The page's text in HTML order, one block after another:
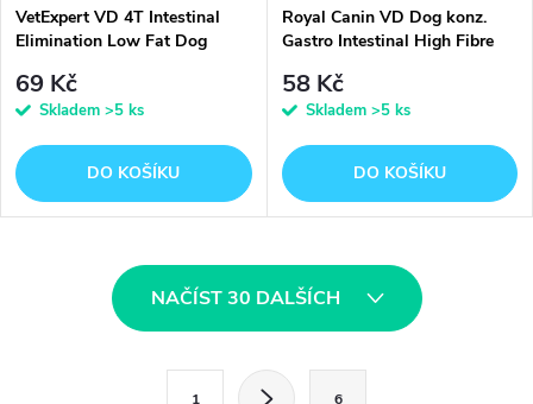
VetExpert VD 4T Intestinal
Elimination Low Fat Dog
69 Kč
Skladem >5 ks
DO KOŠÍKU
Royal Canin VD Dog konz.
Gastro Intestinal High Fibre
58 Kč
Skladem >5 ks
DO KOŠÍKU
NAČÍST 30 DALŠÍCH
1 6